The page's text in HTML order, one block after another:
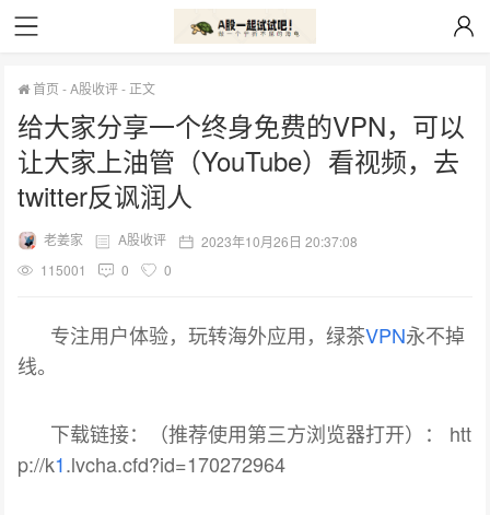
首页 -A股收评- 正文
给大家分享一个终身免费的VPN，可以
让大家上油管（YouTube）看视频，去
twitter反讽润人
老姜家 A股收评
2023年10月26日 20:37:08
115001
0 0
专注用户体验，玩转海外应用，绿茶VPN永不掉
线。
下载链接：（推荐使用第三方浏览器打开）： htt
p://k1.lvcha.cfd?id=170272964